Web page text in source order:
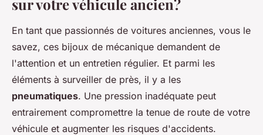
sur votre véhicule ancien?
En tant que passionnés de voitures anciennes, vous le
savez, ces bijoux de mécanique demandent de
l'attention et un entretien régulier. Et parmi les
éléments à surveiller de près, il y a les
pneumatiques. Une pression inadéquate peut
entrairement compromettre la tenue de route de votre
véhicule et augmenter les risques d'accidents.